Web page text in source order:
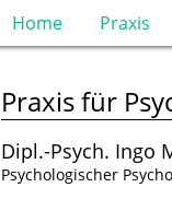
Home Praxis
Praxis für
Dipl.-Psych. Ingo
Psychologischer